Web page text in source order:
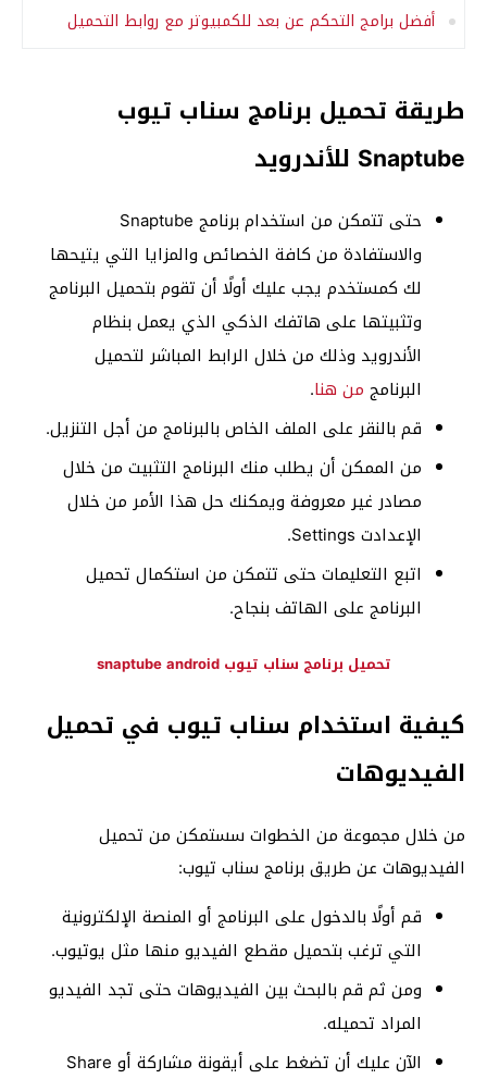
أفضل برامج التحكم عن بعد للكمبيوتر مع روابط التحميل
طريقة تحميل برنامج سناب تيوب
Snaptube للأندرويد
حتى تتمكن من استخدام برنامج Snaptube
والاستفادة من كافة الخصائص والمزايا التي يتيحها
لك كمستخدم يجب عليك أولًا أن تقوم بتحميل البرنامج
وتثبيتها على هاتفك الذكي الذي يعمل بنظام
الأندرويد وذلك من خلال الرابط المباشر لتحميل
البرنامج من هنا.
قم بالنقر على الملف الخاص بالبرنامج من أجل التنزيل.
من الممكن أن يطلب منك البرنامج التثبيت من خلال
مصادر غير معروفة ويمكنك حل هذا الأمر من خلال
الإعدادت Settings.
اتبع التعليمات حتى تتمكن من استكمال تحميل
البرنامج على الهاتف بنجاح.
تحميل برنامج سناب تيوب snaptube android
كيفية استخدام سناب تيوب في تحميل
الفيديوهات
من خلال مجموعة من الخطوات سستمكن من تحميل
الفيديوهات عن طريق برنامج سناب تيوب:
قم أولًا بالدخول على البرنامج أو المنصة الإلكترونية
التي ترغب بتحميل مقطع الفيديو منها مثل يوتيوب.
ومن ثم قم بالبحث بين الفيديوهات حتى تجد الفيديو
المراد تحميله.
الآن عليك أن تضغط على أيقونة مشاركة أو Share